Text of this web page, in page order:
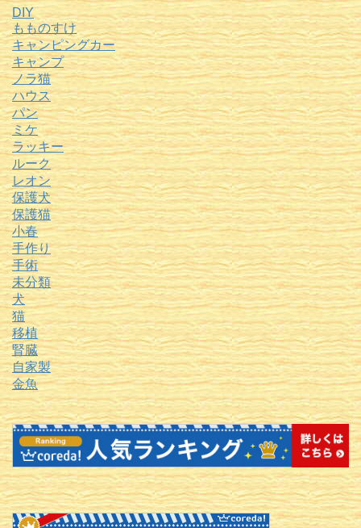
DIY
もものすけ
キャンピングカー
キャンプ
ノラ猫
ハウス
パン
ミケ
ラッキー
ルーク
レオン
保護犬
保護猫
小春
手作り
手術
未分類
犬
猫
移植
腎臓
自家製
金魚